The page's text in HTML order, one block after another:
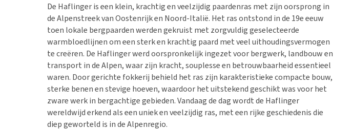
De Haflinger is een klein, krachtig en veelzijdig paardenras met zijn oorsprong in
de Alpenstreek van Oostenrijk en Noord-Italië. Het ras ontstond in de 19e eeuw
toen lokale bergpaarden werden gekruist met zorgvuldig geselecteerde
warmbloedlijnen om een sterk en krachtig paard met veel uithoudingsvermogen
te creëren. De Haflinger werd oorspronkelijk ingezet voor bergwerk, landbouw en
transport in de Alpen, waar zijn kracht, souplesse en betrouwbaarheid essentieel
waren. Door gerichte fokkerij behield het ras zijn karakteristieke compacte bouw,
sterke benen en stevige hoeven, waardoor het uitstekend geschikt was voor het
zware werk in bergachtige gebieden. Vandaag de dag wordt de Haflinger
wereldwijd erkend als een uniek en veelzijdig ras, met een rijke geschiedenis die
diep geworteld is in de Alpenregio.